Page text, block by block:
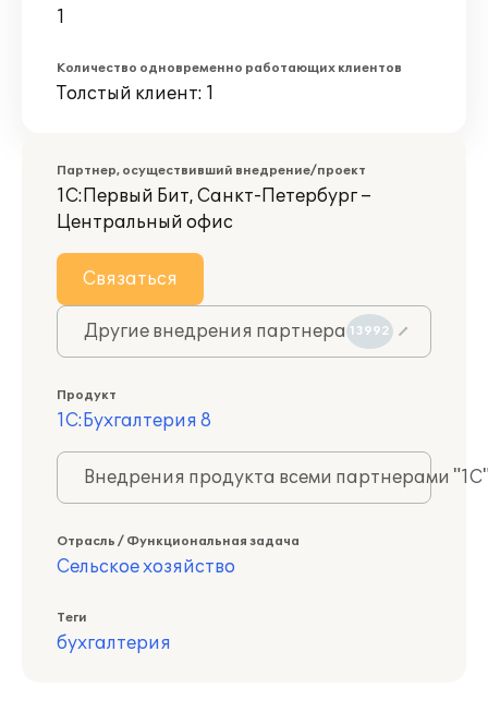
1
Количество одновременно работающих клиентов
Толстый клиент: 1
Партнер, осуществивший внедрение/проект
1С:Первый Бит, Санкт-Петербург –
Центральный офис
Связаться
Другие внедрения партнера 13992
Продукт
1С:Бухгалтерия 8
Внедрения продукта всеми партнерами
Отрасль / Функциональная задача
Сельское хозяйство
Теги
бухгалтерия